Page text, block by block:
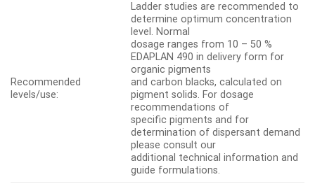
Recommended
levels/use:
Ladder studies are recommended to
determine optimum concentration
level. Normal
dosage ranges from 10 – 50 %
EDAPLAN 490 in delivery form for
organic pigments
and carbon blacks, calculated on
pigment solids. For dosage
recommendations of
specific pigments and for
determination of dispersant demand
please consult our
additional technical information and
guide formulations.